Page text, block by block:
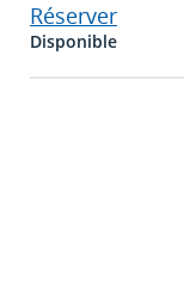
Réserver
Disponible